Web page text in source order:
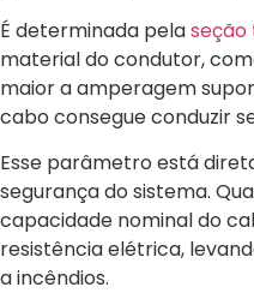
É determinada pela
material do condutor,
maior a amperagem
cabo consegue conduzir
Esse parâmetro está
segurança do sistema.
capacidade nominal do
resistência elétrica,
a incêndios.